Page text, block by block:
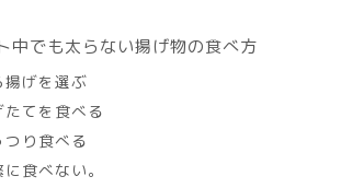
中でも太らない揚げ物の食べ方
揚げを選ぶ
たてを食べる
つり食べる
食べない。